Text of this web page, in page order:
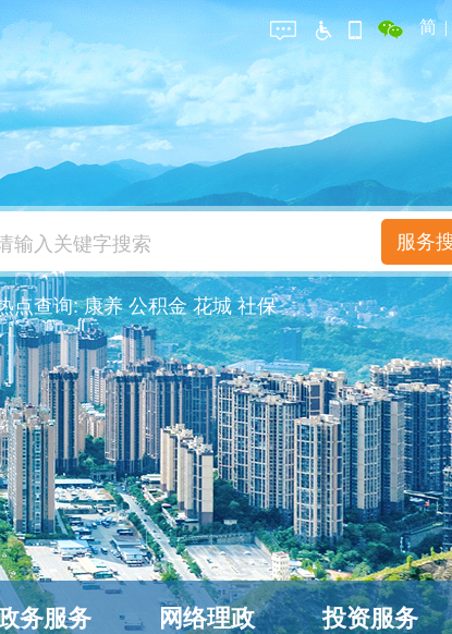
简 |
点查询:康养 公积金 花城 社保
务服务 网络理政 投资服务